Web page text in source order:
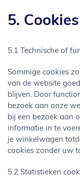
5. Cookies
5.1 Technische of
Sommige cookies
van de website
blijven. Door
bezoek aan onze
bij een bezoek aan
informatie in te
je winkelwagen
cookies zonder uw
5.2 Statistieken